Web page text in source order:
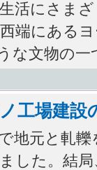
活にさま
端にある
な文物の
工場建設
地元と軋
した。結